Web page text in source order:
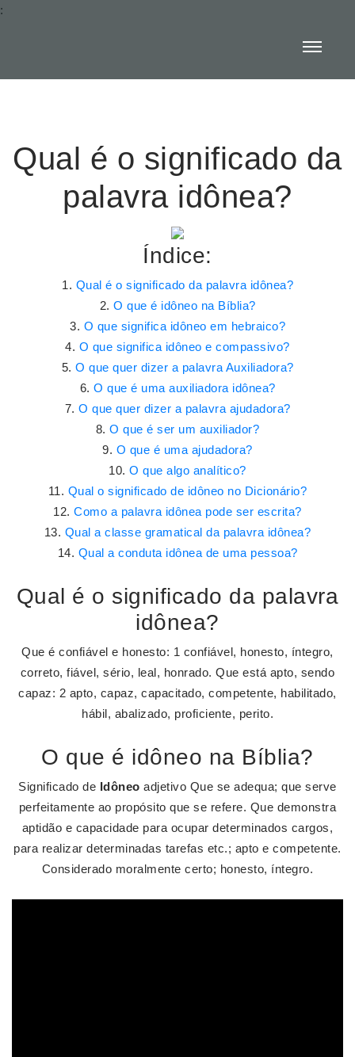
:
Qual é o significado da
palavra idônea?
Índice:
Qual é o significado da palavra idônea?
O que é idôneo na Bíblia?
O que significa idôneo em hebraico?
O que significa idôneo e compassivo?
O que quer dizer a palavra Auxiliadora?
O que é uma auxiliadora idônea?
O que quer dizer a palavra ajudadora?
O que é ser um auxiliador?
O que é uma ajudadora?
O que algo analítico?
Qual o significado de idôneo no Dicionário?
Como a palavra idônea pode ser escrita?
Qual a classe gramatical da palavra idônea?
Qual a conduta idônea de uma pessoa?
Qual é o significado da palavra
idônea?
Que é confiável e honesto: 1 confiável, honesto, íntegro,
correto, fiável, sério, leal, honrado. Que está apto, sendo
capaz: 2 apto, capaz, capacitado, competente, habilitado,
hábil, abalizado, proficiente, perito.
O que é idôneo na Bíblia?
Significado de Idôneo adjetivo Que se adequa; que serve
perfeitamente ao propósito que se refere. Que demonstra
aptidão e capacidade para ocupar determinados cargos,
para realizar determinadas tarefas etc.; apto e competente.
Considerado moralmente certo; honesto, íntegro.